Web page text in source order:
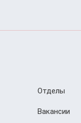
Отделы
Вакансии